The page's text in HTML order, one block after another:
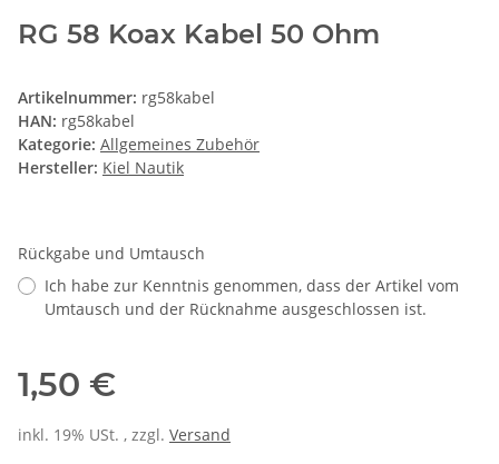
RG 58 Koax Kabel 50 Ohm
Artikelnummer: rg58kabel
HAN: rg58kabel
Kategorie: Allgemeines Zubehör
Hersteller: Kiel Nautik
Rückgabe und Umtausch
Ich habe zur Kenntnis genommen, dass der Artikel vom
Umtausch und der Rücknahme ausgeschlossen ist.
1,50 €
inkl. 19% USt. , zzgl. Versand